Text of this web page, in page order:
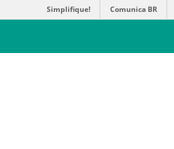
Simplifique! Comunica BR